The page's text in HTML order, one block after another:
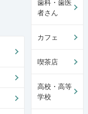
歯科・歯医
者さん
カフェ
喫茶店
高校・高等
学校